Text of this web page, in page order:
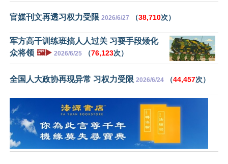
官媒刊文再透习权力受限 2026/6/27 （38,710次）
军方高干训练班搞人人过关 习耍手段矮化
众将领 🖼️▶️ 2026/6/25 （76,123次）
全国人大政协再现异常 习权力受限 2026/6/24 （44,457次）